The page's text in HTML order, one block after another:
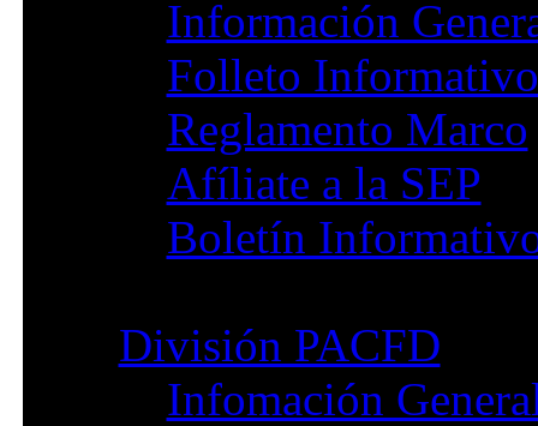
Información
Folleto Informativo
Reglamento Marco
Afíliate a la SEP
Boletín
División PACFD
Infomación